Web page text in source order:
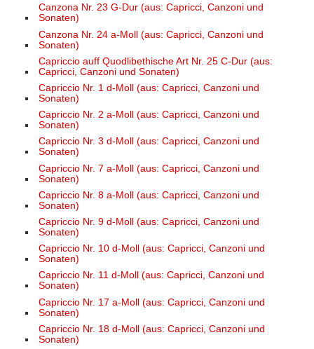
Canzona Nr. 23 G-Dur (aus: Capricci, Canzoni und
Sonaten)
Canzona Nr. 24 a-Moll (aus: Capricci, Canzoni und
Sonaten)
Capriccio auff Quodlibethische Art Nr. 25 C-Dur (aus:
Capricci, Canzoni und Sonaten)
Capriccio Nr. 1 d-Moll (aus: Capricci, Canzoni und
Sonaten)
Capriccio Nr. 2 a-Moll (aus: Capricci, Canzoni und
Sonaten)
Capriccio Nr. 3 d-Moll (aus: Capricci, Canzoni und
Sonaten)
Capriccio Nr. 7 a-Moll (aus: Capricci, Canzoni und
Sonaten)
Capriccio Nr. 8 a-Moll (aus: Capricci, Canzoni und
Sonaten)
Capriccio Nr. 9 d-Moll (aus: Capricci, Canzoni und
Sonaten)
Capriccio Nr. 10 d-Moll (aus: Capricci, Canzoni und
Sonaten)
Capriccio Nr. 11 d-Moll (aus: Capricci, Canzoni und
Sonaten)
Capriccio Nr. 17 a-Moll (aus: Capricci, Canzoni und
Sonaten)
Capriccio Nr. 18 d-Moll (aus: Capricci, Canzoni und
Sonaten)